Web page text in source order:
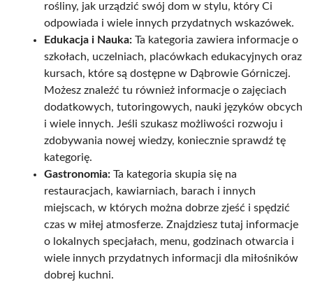
rośliny, jak urządzić swój dom w stylu, który Ci
odpowiada i wiele innych przydatnych wskazówek.
Edukacja i Nauka: Ta kategoria zawiera informacje o
szkołach, uczelniach, placówkach edukacyjnych oraz
kursach, które są dostępne w Dąbrowie Górniczej.
Możesz znaleźć tu również informacje o zajęciach
dodatkowych, tutoringowych, nauki języków obcych
i wiele innych. Jeśli szukasz możliwości rozwoju i
zdobywania nowej wiedzy, koniecznie sprawdź tę
kategorię.
Gastronomia: Ta kategoria skupia się na
restauracjach, kawiarniach, barach i innych
miejscach, w których można dobrze zjeść i spędzić
czas w miłej atmosferze. Znajdziesz tutaj informacje
o lokalnych specjałach, menu, godzinach otwarcia i
wiele innych przydatnych informacji dla miłośników
dobrej kuchni.